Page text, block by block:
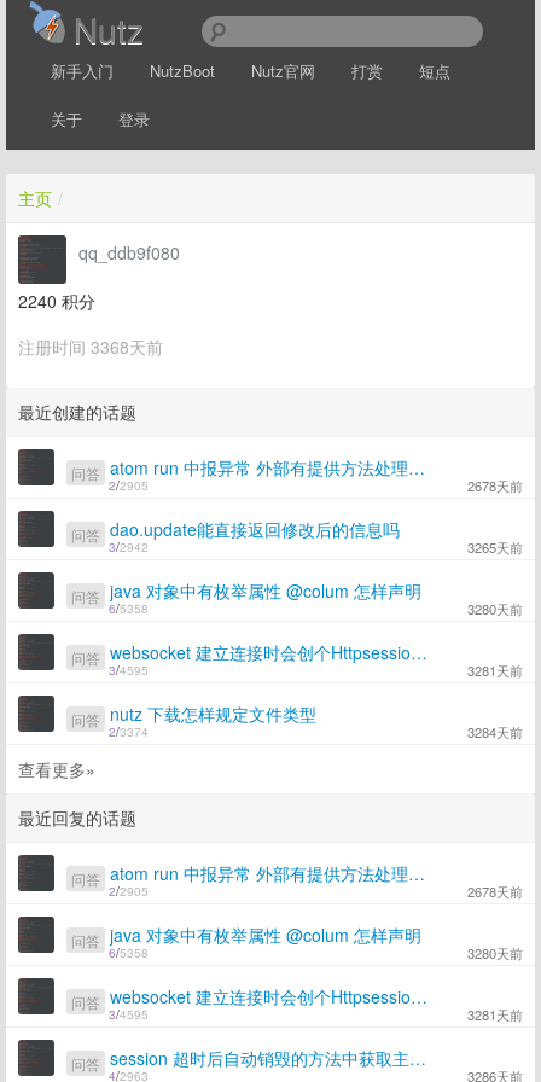
Nutz
新手入门 NutzBoot Nutz官网 打赏 短点
关于 登录
主页 /
qq_ddb9f080
2240 积分
注册时间 3368天前
最近创建的话题
2/2905 2678天前
问答 atom run 中报异常 外部有提供方法处理异常吗
3/2942 3265天前
问答 dao.update能直接返回修改后的信息吗
6/5358 3280天前
问答 java 对象中有枚举属性 @colum 怎样声明
3/4595 3281天前
问答 websocket 建立连接时会创个Httpsession ，我在登录后还需要创建httpsession 存储用户信息吗
2/3374 3284天前
问答 nutz 下载怎样规定文件类型
查看更多»
最近回复的话题
2/2905 2678天前
问答 atom run 中报异常 外部有提供方法处理异常吗
6/5358 3280天前
问答 java 对象中有枚举属性 @colum 怎样声明
3/4595 3281天前
问答 websocket 建立连接时会创个Httpsession ，我在登录后还需要创建httpsession 存储用户信息吗
4/2963 3286天前
问答 session 超时后自动销毁的方法中获取主模块报错